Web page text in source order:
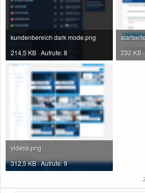
kundenbereich dark mode.png
214,5 KB · Aufrufe: 8
232 KB
videos.png
312,5 KB · Aufrufe: 9